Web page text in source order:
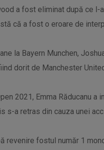
a fost eliminat după ce
că a fost o eroare de
la Bayern Munchen,
dorit de Manchester
2021, Emma Răducanu
s-a retras din cauza unei
revenire fostul număr 1